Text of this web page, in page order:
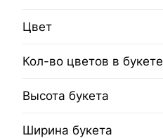
Цвет
Кол-во цветов в букете
Высота букета
Ширина букета